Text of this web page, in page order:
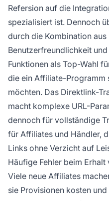
Refersion auf die
spezialisiert ist. Dennoch
durch die Kombination
Benutzerfreundlichkeit
Funktionen als Top-Wahl
die ein Affiliate-Programm
möchten. Das Direktlink-
macht komplexe URL-
dennoch für vollständige
für Affiliates und Händler,
Links ohne Verzicht auf
Häufige Fehler beim
Viele neue Affiliates
sie Provisionen kosten